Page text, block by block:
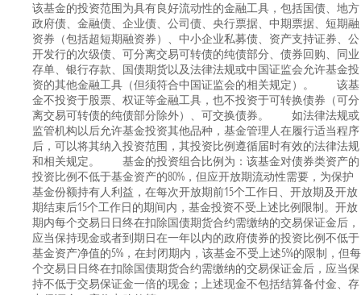
该基金的投资范围为具有良好流动性的金融工具，包括国债、地方
政府债、金融债、企业债、公司债、央行票据、中期票据、短期融
资券（包括超短期融资券）、中小企业私募债、资产支持证券、公
开发行的次级债、可分离交易可转债的纯债部分、债券回购、同业
存单、银行存款、国债期货以及法律法规或中国证监会允许基金投
资的其他金融工具（但须符合中国证监会的相关规定）。 该基
金不投资于股票、权证等金融工具，也不投资于可转换债券（可分
离交易可转债的纯债部分除外）、可交换债券。 如法律法规或
监管机构以后允许基金投资其他品种，基金管理人在履行适当程序
后，可以将其纳入投资范围，其投资比例遵循届时有效的法律法规
和相关规定。 基金的投资组合比例为：该基金对债券类资产的
投资比例不低于基金资产的80%，但应开放期流动性需要，为保护
基金份额持有人利益，在每次开放期前15个工作日、开放期及开放
期结束后15个工作日的期间内，基金投资不受上述比例限制。开放
期内每个交易日日终在扣除国债期货合约需缴纳的交易保证金后，
应当保持现金或者到期日在一年以内的政府债券的投资比例不低于
基金资产净值的5%，在封闭期内，该基金不受上述5%的限制，但每
个交易日日终在扣除国债期货合约需缴纳的交易保证金后，应当保
持不低于交易保证金一倍的现金；上述现金不包括结算备付金、存